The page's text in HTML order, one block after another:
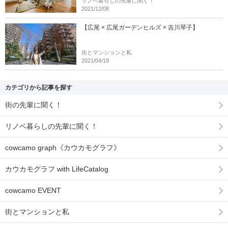
2021/12/08
【広尾 × 広尾ガーデンヒルズ × 吉川琴子】
街とマンションと私
2021/04/19
カテゴリから記事を探す
街の先輩に聞く！
リノベ暮らしの先輩に聞く！
cowcamo graph《カウカモグラフ》
カウカモグラフ with LifeCatalog
cowcamo EVENT
街とマンションと私